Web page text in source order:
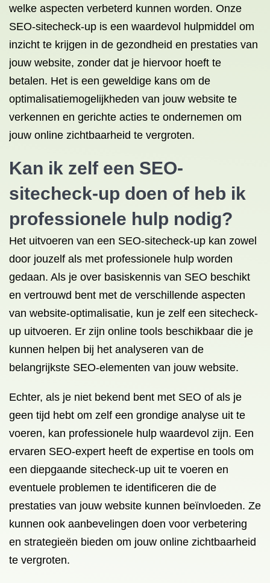
welke aspecten verbeterd kunnen worden. Onze
SEO-sitecheck-up is een waardevol hulpmiddel om
inzicht te krijgen in de gezondheid en prestaties van
jouw website, zonder dat je hiervoor hoeft te
betalen. Het is een geweldige kans om de
optimalisatiemogelijkheden van jouw website te
verkennen en gerichte acties te ondernemen om
jouw online zichtbaarheid te vergroten.
Kan ik zelf een SEO-
sitecheck-up doen of heb ik
professionele hulp nodig?
Het uitvoeren van een SEO-sitecheck-up kan zowel
door jouzelf als met professionele hulp worden
gedaan. Als je over basiskennis van SEO beschikt
en vertrouwd bent met de verschillende aspecten
van website-optimalisatie, kun je zelf een sitecheck-
up uitvoeren. Er zijn online tools beschikbaar die je
kunnen helpen bij het analyseren van de
belangrijkste SEO-elementen van jouw website.
Echter, als je niet bekend bent met SEO of als je
geen tijd hebt om zelf een grondige analyse uit te
voeren, kan professionele hulp waardevol zijn. Een
ervaren SEO-expert heeft de expertise en tools om
een diepgaande sitecheck-up uit te voeren en
eventuele problemen te identificeren die de
prestaties van jouw website kunnen beïnvloeden. Ze
kunnen ook aanbevelingen doen voor verbetering
en strategieën bieden om jouw online zichtbaarheid
te vergroten.